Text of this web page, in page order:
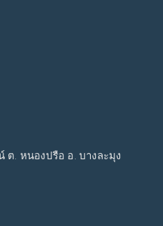
ต. หนองปรือ อ. บางละมุง